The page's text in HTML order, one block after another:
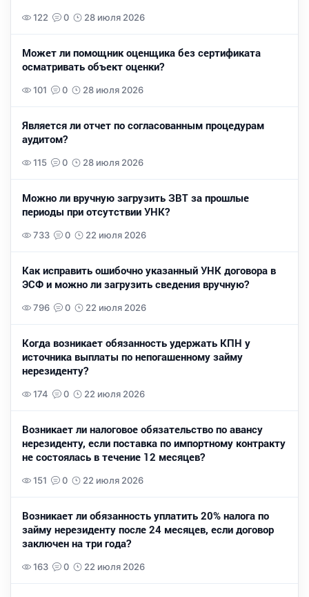
122 0 28 июля 2026
Может ли помощник оценщика без сертификата
осматривать объект оценки?
101 0 28 июля 2026
Является ли отчет по согласованным процедурам
аудитом?
115 0 28 июля 2026
Можно ли вручную загрузить ЗВТ за прошлые
периоды при отсутствии УНК?
733 0 22 июля 2026
Как исправить ошибочно указанный УНК договора в
ЭСФ и можно ли загрузить сведения вручную?
796 0 22 июля 2026
Когда возникает обязанность удержать КПН у
источника выплаты по непогашенному займу
нерезиденту?
174 0 22 июля 2026
Возникает ли налоговое обязательство по авансу
нерезиденту, если поставка по импортному контракту
не состоялась в течение 12 месяцев?
151 0 22 июля 2026
Возникает ли обязанность уплатить 20% налога по
займу нерезиденту после 24 месяцев, если договор
заключен на три года?
163 0 22 июля 2026